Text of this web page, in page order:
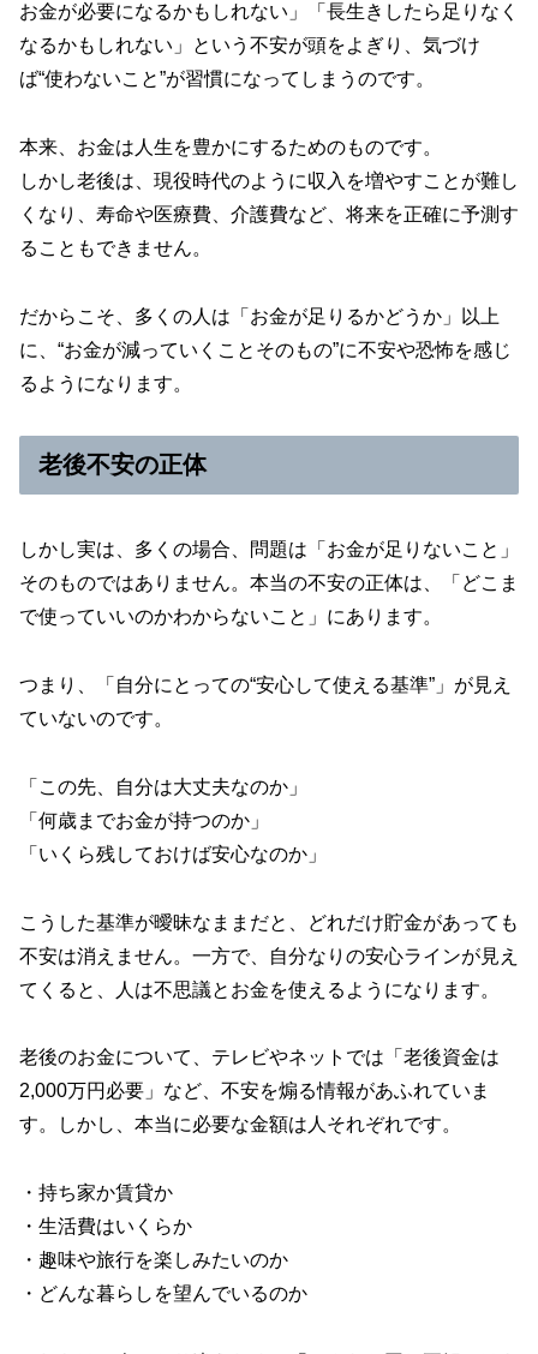
お金が必要になるかもしれない」「長生きしたら足りなく
なるかもしれない」という不安が頭をよぎり、気づけ
ば“使わないこと”が習慣になってしまうのです。
本来、お金は人生を豊かにするためのものです。
しかし老後は、現役時代のように収入を増やすことが難し
くなり、寿命や医療費、介護費など、将来を正確に予測す
ることもできません。
だからこそ、多くの人は「お金が足りるかどうか」以上
に、“お金が減っていくことそのもの”に不安や恐怖を感じ
るようになります。
老後不安の正体
しかし実は、多くの場合、問題は「お金が足りないこと」
そのものではありません。本当の不安の正体は、「どこま
で使っていいのかわからないこと」にあります。
つまり、「自分にとっての“安心して使える基準”」が見え
ていないのです。
「この先、自分は大丈夫なのか」
「何歳までお金が持つのか」
「いくら残しておけば安心なのか」
こうした基準が曖昧なままだと、どれだけ貯金があっても
不安は消えません。一方で、自分なりの安心ラインが見え
てくると、人は不思議とお金を使えるようになります。
老後のお金について、テレビやネットでは「老後資金は
2,000万円必要」など、不安を煽る情報があふれていま
す。しかし、本当に必要な金額は人それぞれです。
・持ち家か賃貸か
・生活費はいくらか
・趣味や旅行を楽しみたいのか
・どんな暮らしを望んでいるのか